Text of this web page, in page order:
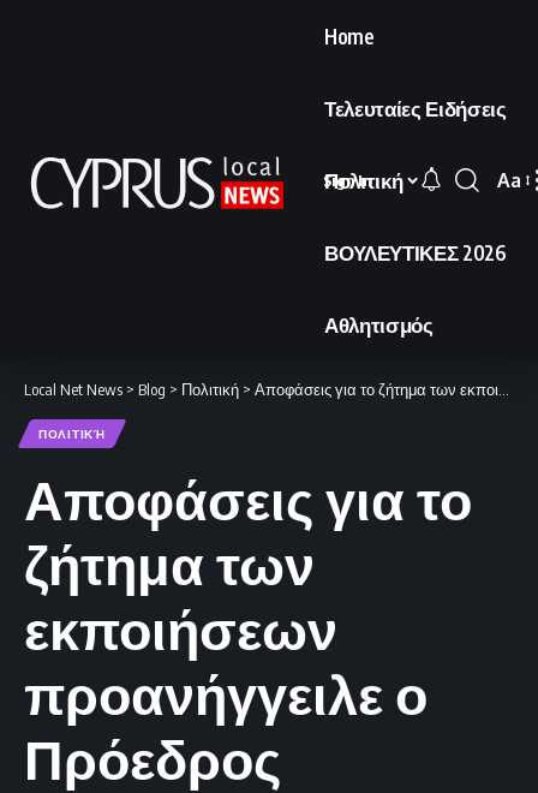
Home
Τελευταίες Ειδήσεις
Πολιτική
ΒΟΥΛΕΥΤΙΚΕΣ 2026
Αθλητισμός
Sign In
Font
Aa
Local Net News > Blog > Πολιτική > Αποφάσεις για το ζήτημα των εκποιήσεων προανήγγειλε ο Πρόεδρος
ΠΟΛΙΤΙΚΉ
Αποφάσεις για το
ζήτημα των
εκποιήσεων
προανήγγειλε ο
Πρόεδρος